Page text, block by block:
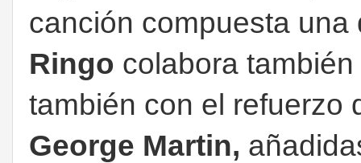
canción compuesta
Ringo colabora
también con el refuerzo
George Martin,